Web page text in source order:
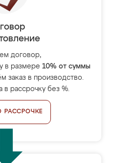
договор,
в размере 10% от суммы
заказ в производство.
в рассрочку без %.
РАССРОЧКЕ